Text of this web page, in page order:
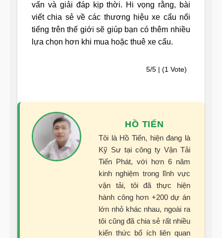
vấn và giải đáp kịp thời. Hi vọng rằng, bài
viết chia sẻ về các thương hiệu xe cẩu nổi
tiếng trên thế giới sẽ giúp bạn có thêm nhiều
lựa chọn hơn khi mua hoặc thuê xe cẩu.
5/5 | (1 Vote)
HỒ TIẾN
Tôi là Hồ Tiến, hiện đang là
Kỹ Sư tại công ty Vận Tải
Tiến Phát, với hơn 6 năm
kinh nghiệm trong lĩnh vực
vận tải, tôi đã thực hiện
hành công hơn +200 dự án
lớn nhỏ khác nhau, ngoài ra
tôi cũng đã chia sẻ rất nhiều
kiến thức bổ ích liên quan